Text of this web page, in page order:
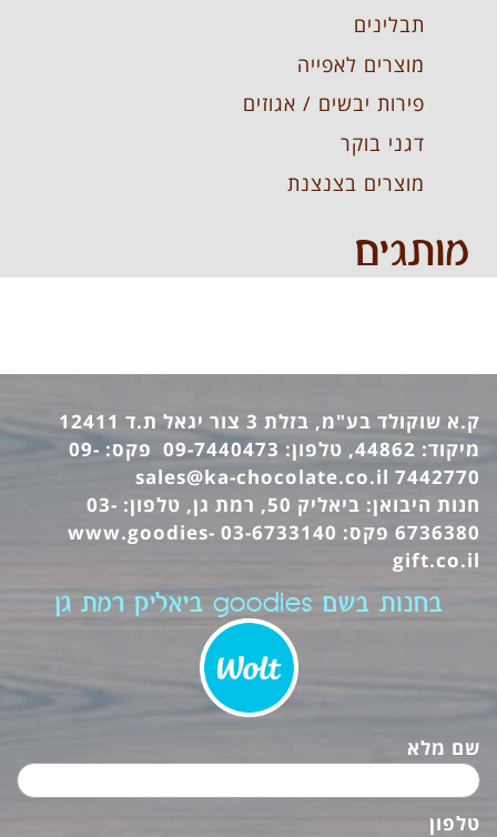
תבלינים
מוצרים לאפייה
פירות יבשים / אגוזים
דגני בוקר
מוצרים בצנצנת
מותגים
ק.א שוקולד בע"מ, בזלת 3 צור יגאל ת.ד 12411
מיקוד: 44862, טלפון: 09-7440473 פקס: 09-
7442770
sales@ka-chocolate.co.il
חנות היבואן: ביאליק 50, רמת גן, טלפון: 03-
6736380 פקס: 03-6733140
www.goodies-
gift.co.il
בחנות בשם goodies ביאליק רמת גן
שם מלא
טלפון